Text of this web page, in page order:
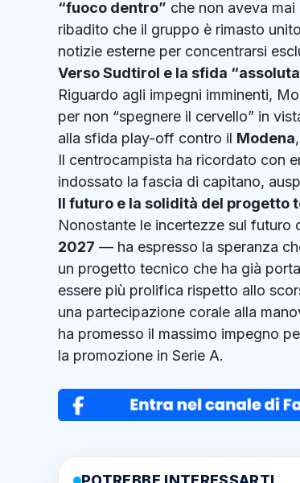
“fuoco dentro” che non aveva
ribadito che il gruppo è rimasto
notizie esterne per concentrarsi
Verso Sudtirol e la sfida
Riguardo agli impegni imminenti,
per non “spegnere il cervello” in
alla sfida play-off contro il Modena
Il centrocampista ha ricordato con
indossato la fascia di capitano,
Il futuro e la solidità del progetto
Nonostante le incertezze sul
2027 — ha espresso la speranza
un progetto tecnico che ha già
essere più prolifica rispetto allo
una partecipazione corale alla
ha promesso il massimo impegno
la promozione in Serie A.